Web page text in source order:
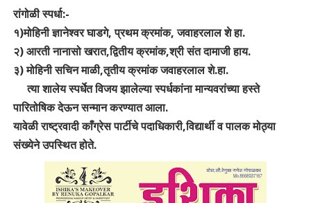
रांगोळी स्पर्धा:-
१)मोहिनी ज्ञानेश्वर घाडगे, प्रथम क्रमांक, जवाहरलाल शे हा.
२) आरती नानासो खरात,द्वितीय क्रमांक,श्री संत दामाजी हाय.
३) मोहिनी सचिन माळी,तृतीय क्रमांक जवाहरलाल शे.हा.
त्या शालेय स्पर्धेत विजय झालेल्या स्पर्धकांना मान्यवरांच्या हस्ते
पारितोषिक देऊन सन्मान करण्यात आला.
यावेळी राष्ट्रवादी काँग्रेस पार्टीचे पदाधिकारी,विद्यार्थी व पालक मोठ्या
संख्येने उपस्थित होते.